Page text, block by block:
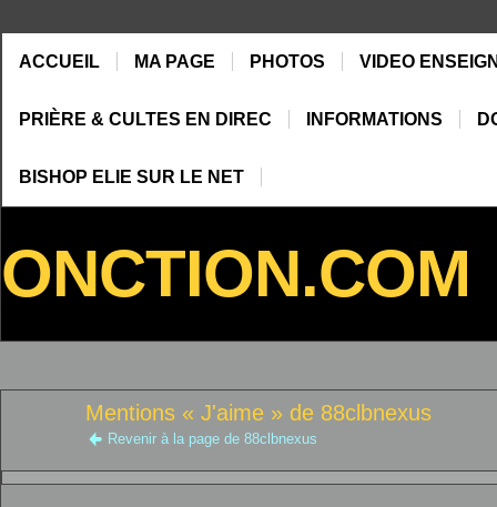
ACCUEIL MA PAGE PHOTOS VIDEO
PRIÈRE & CULTES EN DIREC INFORMATIONS
BISHOP ELIE SUR LE NET
ONCTION.COM
Mentions « J'aime » de 88clbnexus
Revenir à la page de 88clbnexus